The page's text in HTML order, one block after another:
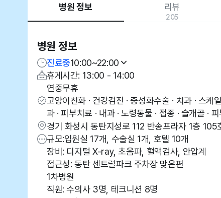
병원 정보 리뷰
205
병원 정보
진료중10:00~22:00
휴게시간: 13:00 - 14:00
연중무휴
고양이친화 · 건강검진 · 중성화수술 · 치과 · 스케
과 · 피부치료 · 내과 · 노령동물 · 접종 · 슬개골 ·
경기 화성시 동탄지성로 112 반송프라자 1층 105
규모:입원실 17개, 수술실 1개, 호텔 10개
장비: 디지털 X-ray, 초음파, 혈액검사, 안압계
접근성: 동탄 센트럴파크 주차장 맞은편
1차병원
직원: 수의사 3명, 테크니션 8명